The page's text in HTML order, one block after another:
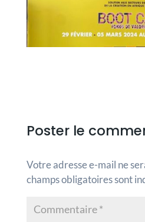
Poster le
Votre adresse e-mail ne
champs obligatoires sont